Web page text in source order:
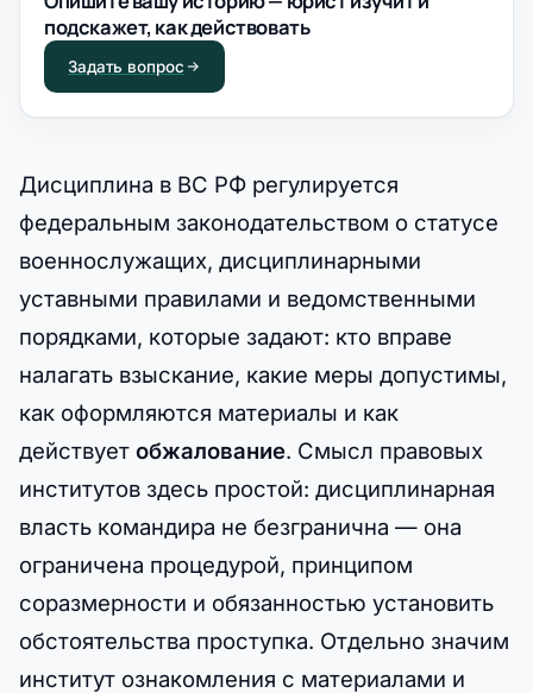
подскажет, как действовать
Задать вопрос
Дисциплина в ВС РФ регулируется
федеральным законодательством о статусе
военнослужащих, дисциплинарными
уставными правилами и ведомственными
порядками, которые задают: кто вправе
налагать взыскание, какие меры допустимы,
как оформляются материалы и как
действует обжалование. Смысл правовых
институтов здесь простой: дисциплинарная
власть командира не безгранична — она
ограничена процедурой, принципом
соразмерности и обязанностью установить
обстоятельства проступка. Отдельно значим
институт ознакомления с материалами и